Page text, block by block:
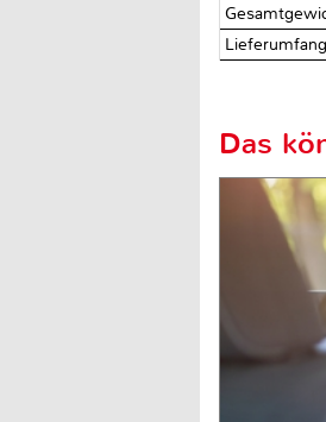
Lieferumfang
Das